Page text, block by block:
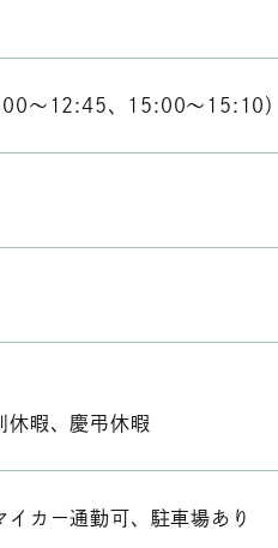
～12:45、15:00～15:10）
休暇、慶弔休暇
カー通勤可、駐車場あり